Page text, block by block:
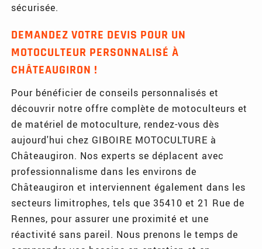
sécurisée.
DEMANDEZ VOTRE DEVIS POUR UN
MOTOCULTEUR PERSONNALISÉ À
CHÂTEAUGIRON !
Pour bénéficier de conseils personnalisés et
découvrir notre offre complète de motoculteurs et
de matériel de motoculture, rendez-vous dès
aujourd'hui chez GIBOIRE MOTOCULTURE à
Châteaugiron. Nos experts se déplacent avec
professionnalisme dans les environs de
Châteaugiron et interviennent également dans les
secteurs limitrophes, tels que 35410 et 21 Rue de
Rennes, pour assurer une proximité et une
réactivité sans pareil. Nous prenons le temps de